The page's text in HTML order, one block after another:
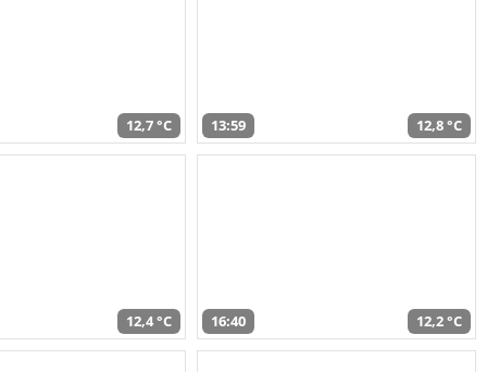
12,7 °C 13:59 12,8 °C
12,4 °C 16:40 12,2 °C